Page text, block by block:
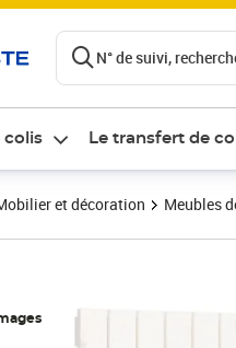
N° de suivi,
colis Le transfert de
et décoration Meubles